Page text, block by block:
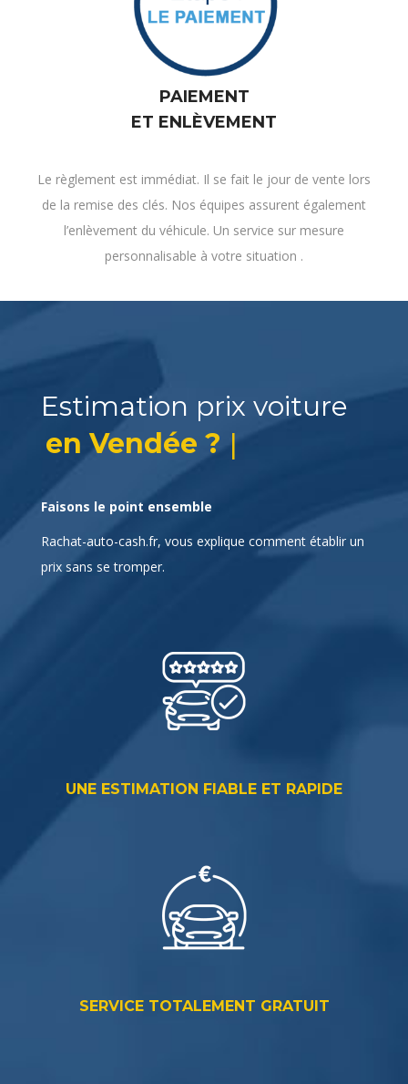
PAIEMENT
ET ENLÈVEMENT
Le règlement est immédiat. Il se fait le jour de vente lors
de la remise des clés. Nos équipes assurent également
l’enlèvement du véhicule. Un service sur mesure
personnalisable à votre situation .
Estimation prix voiture
en Ve|
Faisons le point ensemble
Rachat-auto-cash.fr, vous explique comment établir un
prix sans se tromper.
UNE ESTIMATION FIABLE ET RAPIDE
SERVICE TOTALEMENT GRATUIT